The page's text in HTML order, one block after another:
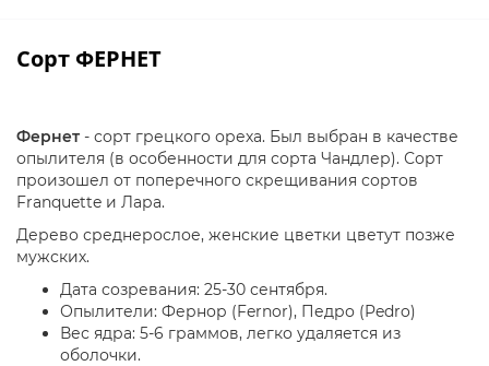
Сорт ФЕРНЕТ
Фернет - сорт грецкого ореха. Был выбран в качестве
опылителя (в особенности для сорта Чандлер). Сорт
произошел от поперечного скрещивания сортов
Franquette и Лара.
Дерево среднерослое, женские цветки цветут позже
мужских.
Дата созревания: 25-30 сентября.
Опылители: Фернор (Fernor), Педро (Pedro)
Вес ядра: 5-6 граммов, легко удаляется из
оболочки.